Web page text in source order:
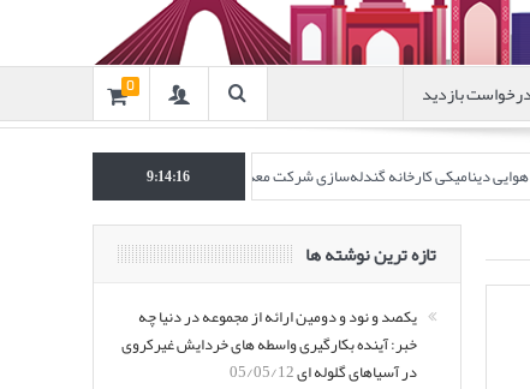
درخواست بازدید 0
هوایی دینامیکی کارخانه گندله‌سازی شرکت معدنی و صنعتی گل‌گهر” در نشریه
9:14:16
تازه ترین نوشته ها
یکصد و نود و دومین ارائه از مجموعه در دنیا چه
خبر: آینده بکارگیری واسطه های خردایش غیرکروی
در آسیاهای گلوله ای05/05/12